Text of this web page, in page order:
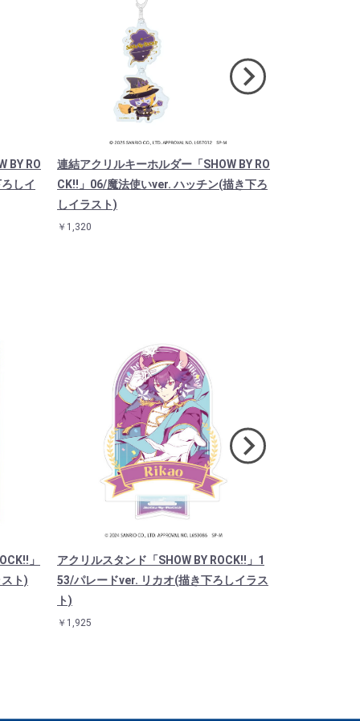
BY RO
しイ
連結アクリルキーホルダー「SHOW BY RO
CK!!」06/魔法使いver. ハッチン(描き下ろ
しイラスト)
￥1,320
」
ト)
アクリルスタンド「SHOW BY ROCK!!」1
53/パレードver. リカオ(描き下ろしイラス
ト)
￥1,925